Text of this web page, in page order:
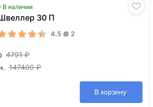
В наличии
30 П
4.5 2
4791 ₽
147400 ₽
В корзину